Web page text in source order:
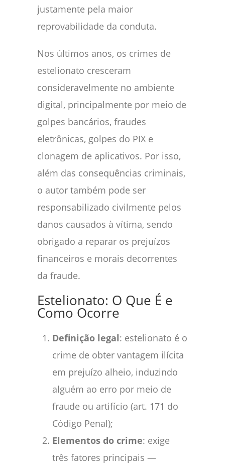
justamente pela maior
reprovabilidade da conduta.
Nos últimos anos, os crimes de
estelionato cresceram
consideravelmente no ambiente
digital, principalmente por meio de
golpes bancários, fraudes
eletrônicas, golpes do PIX e
clonagem de aplicativos. Por isso,
além das consequências criminais,
o autor também pode ser
responsabilizado civilmente pelos
danos causados à vítima, sendo
obrigado a reparar os prejuízos
financeiros e morais decorrentes
da fraude.
Estelionato: O Que É e
Como Ocorre
Definição legal: estelionato é o
crime de obter vantagem ilícita
em prejuízo alheio, induzindo
alguém ao erro por meio de
fraude ou artifício (art. 171 do
Código Penal);
Elementos do crime: exige
três fatores principais —